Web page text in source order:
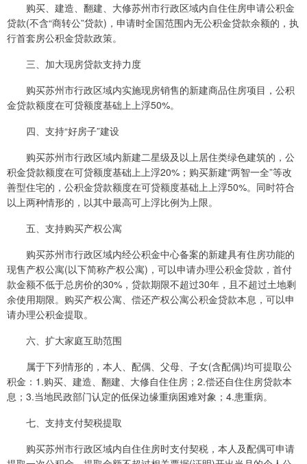
购买、建造、翻建、大修苏州市行政区域内自住住房申请公积金
贷款(不含“商转公”贷款)，申请时全国范围内无公积金贷款余额的，执
行首套房公积金贷款政策。
三、加大现房贷款支持力度
购买苏州市行政区域内实施现房销售的新建商品住房项目，公积
金贷款额度在可贷额度基础上上浮50%。
四、支持“好房子”建设
购买苏州市行政区域内新建二星级及以上居住类绿色建筑的，公
积金贷款额度在可贷额度基础上上浮20%；购买新建“两智一全”等改
善型住宅的，公积金贷款额度在可贷额度基础上上浮50%。同时符合
以上两种情形的，以其中最高可上浮比例为上限。
五、支持购买产权公寓
购买苏州市行政区域内经公积金中心备案的新建具有住房功能的
现售产权公寓(以下简称产权公寓)，可以申请办理公积金贷款，首付
款金额不低于总房价的30%，贷款期限不超过30年，且不超过土地剩
余使用期限。购买产权公寓、偿还产权公寓公积金贷款本息，可以申
请办理公积金提取。
六、扩大家庭互助范围
属于下列情形的，本人、配偶、父母、子女(含配偶)均可提取公
积金：1.购买、建造、翻建、大修自住住房；2.偿还自住住房贷款本
息；3.当地民政部门认定的低保边缘重病困难对象；4.患重病。
七、支持支付契税提取
购买苏州市行政区域内自住住房时支付契税，本人及配偶可申请